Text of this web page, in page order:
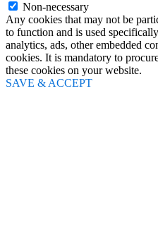
Non-necessary
Any cookies that may not be
to function and is used
analytics, ads, other embedded
cookies. It is mandatory to
these cookies on your website.
SAVE & ACCEPT